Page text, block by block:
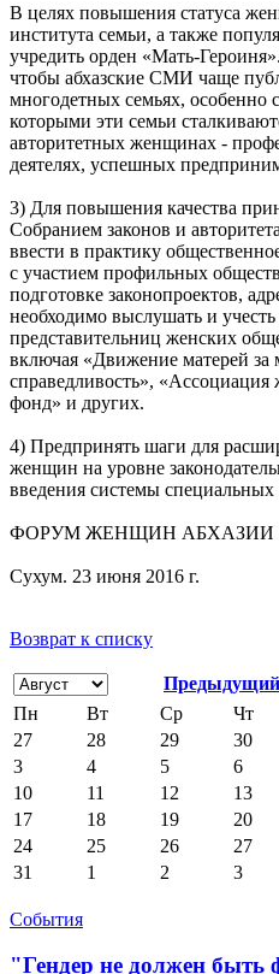
В целях повышения статуса
института семьи, а также
учредить орден «Мать-
чтобы абхазские СМИ чаще
многодетных семьях, особенно
которыми эти семьи
авторитетных женщинах -
деятелях, успешных
3) Для повышения качества
Собранием законов и
ввести в практику
с участием профильных
подготовке законопроектов,
необходимо выслушать и
представительниц женских
включая «Движение матерей
справедливость»,
фонд» и других.
4) Предпринять шаги для
женщин на уровне
введения системы специальных
ФОРУМ ЖЕНЩИН АБХАЗИИ
Сухум. 23 июня 2016 г.
Возврат к списку
Предыдущий
Пн
Вт Ср Чт
27
28 29 30
3
4 5 6
10
11 12 13
17
18 19 20
24
25 26 27
31
1 2 3
События
"Гендер не должен быть